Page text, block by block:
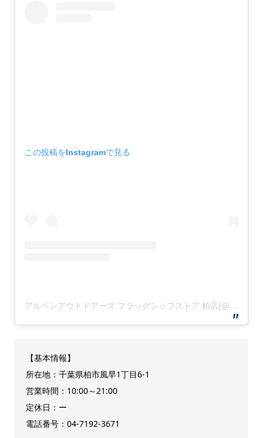
この投稿をInstagramで見る
アルペンアウトドアーズ フラッグシップストア 柏店(@alpenoutdoors.flagship.kashiwa)がシェアした投稿
【基本情報】
所在地：千葉県柏市風早1丁目6-1
営業時間：10:00～21:00
定休日：ー
電話番号：04‐7192‐3671